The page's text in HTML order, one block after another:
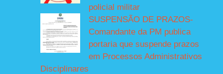
policial militar
SUSPENSÃO DE PRAZOS-
Comandante da PM publica
portaria que suspende prazos
em Processos Administrativos
Disciplinares